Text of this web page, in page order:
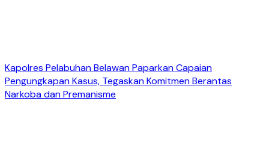
Kapolres Pelabuhan Belawan Paparkan Capaian
Pengungkapan Kasus, Tegaskan Komitmen Berantas
Narkoba dan Premanisme